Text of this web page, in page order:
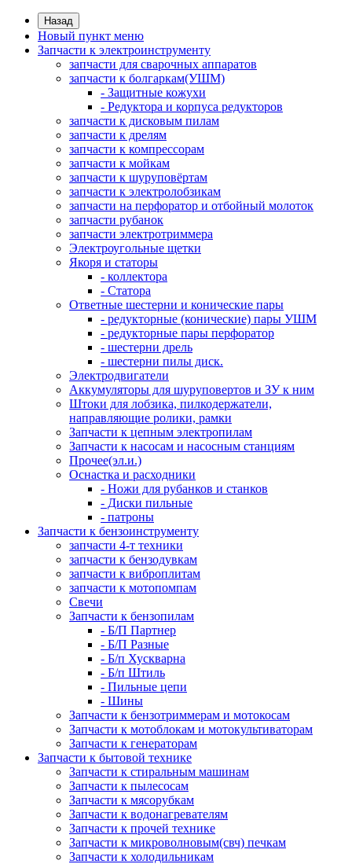
Назад
Новый пункт меню
Запчасти к электроинструменту
запчасти для сварочных аппаратов
запчасти к болгаркам(УШМ)
- Защитные кожухи
- Редуктора и корпуса редукторов
запчасти к дисковым пилам
запчасти к дрелям
запчасти к компрессорам
запчасти к мойкам
запчасти к шуруповёртам
запчасти к электролобзикам
запчасти на перфоратор и отбойный молоток
запчасти рубанок
запчасти электротриммера
Электроугольные щетки
Якоря и статоры
- коллектора
- Статора
Ответные шестерни и конические пары
- редукторные (конические) пары УШМ
- редукторные пары перфоратор
- шестерни дрель
- шестерни пилы диск.
Электродвигатели
Аккумуляторы для шуруповертов и ЗУ к ним
Штоки для лобзика, пилкодержатели,
направляющие ролики, рамки
Запчасти к цепным электропилам
Запчасти к насосам и насосным станциям
Прочее(эл.и.)
Оснастка и расходники
- Ножи для рубанков и станков
- Диски пильные
- патроны
Запчасти к бензоинструменту
запчасти 4-т техники
запчасти к бензодувкам
запчасти к виброплитам
запчасти к мотопомпам
Свечи
Запчасти к бензопилам
- Б/П Партнер
- Б/П Разные
- Б/п Хускварна
- Б/п Штиль
- Пильные цепи
- Шины
Запчасти к бензотриммерам и мотокосам
Запчасти к мотоблокам и мотокультиваторам
Запчасти к генераторам
Запчасти к бытовой технике
Запчасти к стиральным машинам
Запчасти к пылесосам
Запчасти к мясорубкам
Запчасти к водонагревателям
Запчасти к прочей технике
Запчасти к микроволновым(свч) печкам
Запчасти к холодильникам